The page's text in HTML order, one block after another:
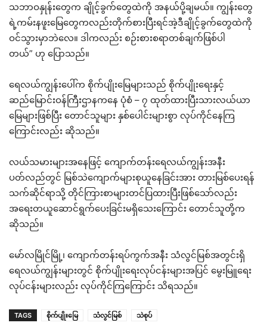
သဘာဝနှုန်းတွေက ချိုင့်ခွက်တွေထဲကို အနယ်ပို့ချမယ်။ ကျွန်းတွေ
ရဲ့ကမ်းနဖူးမြေတွေကလည်းတိုက်စားပြီးရင်အဲ့ဒီချိုင့်ခွက်တွေထဲကို
ဝင်သွားမှာဘဲလေ။ ဒါကလည်း စဉ်းစားစရာတစ်ချက်ဖြစ်ပါ
တယ်” ဟု ပြောသည်။
ရေလယ်ကျွန်းပေါ်က စိုက်ပျိုးမြေများသည် စိုက်ပျိုးရေးနှင့်
ဆည်မြောင်းဝန်ကြီးဌာနကနေ ပုံစံ – ၇ ထုတ်ထားပြီးသားလယ်ယာ
မြေများဖြစ်ပြီး တောင်သူများ နှစ်ပေါင်းများစွာ လုပ်ကိုင်နေကြ
ကြောင်းလည်း ဆိုသည်။
လယ်သမားများအနေဖြင့် ကျောက်တန်းရေလယ်ကျွန်းအနီး
ပတ်လည်တွင် မြစ်သဲကျောက်များစုယူနေခြင်းအား တားမြစ်ပေးရန်
သက်ဆိုင်ရာသို့ တိုင်ကြားစာများတင်ပြထားပြီးဖြစ်သော်လည်း
အရေးတယူဆောင်ရွက်ပေးခြင်းမရှိသေးကြောင်း တောင်သူတို့က
ဆိုသည်။
မော်လမြိုင်မြို့၊ ကျောက်တန်းရပ်ကွက်အနီး သံလွင်မြစ်အတွင်းရှိ
ရေလယ်ကျွန်းများတွင် စိုက်ပျိုးရေးလုပ်ငန်းများအပြင် မွေးမြူရေး
လုပ်ငန်းများလည်း လုပ်ကိုင်ကြကြောင်း သိရသည်။
TAGS စိုက်ပျိုးမြေ သံလွင်မြစ် သဲစုပ်